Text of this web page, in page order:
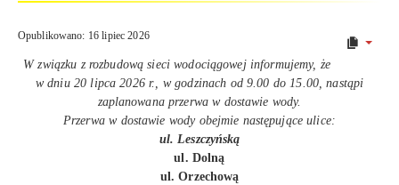
Opublikowano: 16 lipiec 2026
W związku z rozbudową sieci wodociągowej informujemy, że
w dniu 20 lipca 2026 r., w godzinach od 9.00 do 15.00, nastąpi
zaplanowana przerwa w dostawie wody.
Przerwa w dostawie wody obejmie następujące ulice:
ul. Leszczyńską
ul. Dolną
ul. Orzechową